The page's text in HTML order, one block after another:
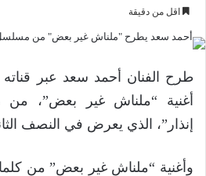
اقل من دقيقة
طرح الفنان أحمد سعد عبر قناته
أغنية “ملناش غير بعض”،
إنذار”، الذي يعرض في النصف
وأغنية “ملناش غير بعض” من